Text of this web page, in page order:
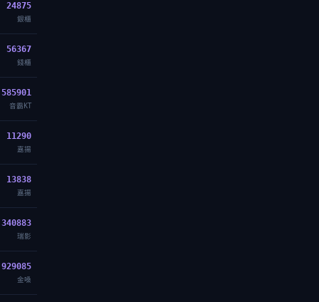
24875
銀櫃
56367
錢櫃
585901
音霸KT
11290
嘉揚
13838
嘉揚
340883
瑞影
929085
金嗓